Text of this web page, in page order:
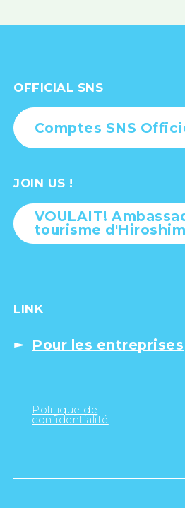
OFFICIAL SNS
Comptes SNS
JOIN US !
VOULAIT!
tourisme
LINK
Pour les entreprises
Politique de
confidentialité